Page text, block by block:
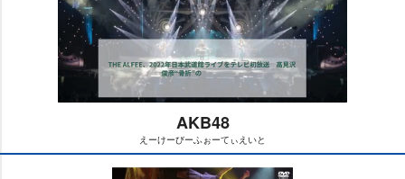
M
u
AKB48
えーけーびーふぉーてぃえいと